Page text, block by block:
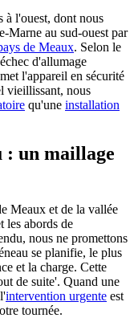
à l'ouest, dont nous
Marne au sud-ouest par
de Meaux. Selon le
d'allumage
l'appareil en sécurité
vieillissant, nous
qu'une installation
: un maillage
Meaux et de la vallée
les abords de
nous ne promettons
se planifie, le plus
et la charge. Cette
de suite'. Quand une
intervention urgente est
tournée.